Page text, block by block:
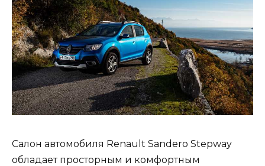
Салон автомобиля Renault Sandero Stepway
обладает просторным и комфортным